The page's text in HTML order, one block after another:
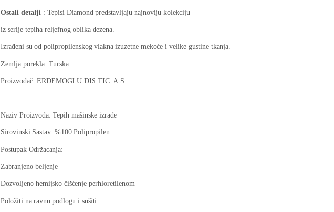
Ostali detalji : Tepisi Diamond predstavljaju najnoviju kolekciju
iz serije tepiha reljefnog oblika dezena.
Izrađeni su od polipropilenskog vlakna izuzetne mekoće i velike gustine tkanja.
Zemlja porekla: Turska
Proizvodač: ERDEMOGLU DIS TIC. A.S.
Naziv Proizvoda: Tepih mašinske izrade
Sirovinski Sastav: %100 Polipropilen
Postupak Održacanja:
Zabranjeno beljenje
Dozvoljeno hemijsko čišćenje perhloretilenom
Položiti na ravnu podlogu i sušiti